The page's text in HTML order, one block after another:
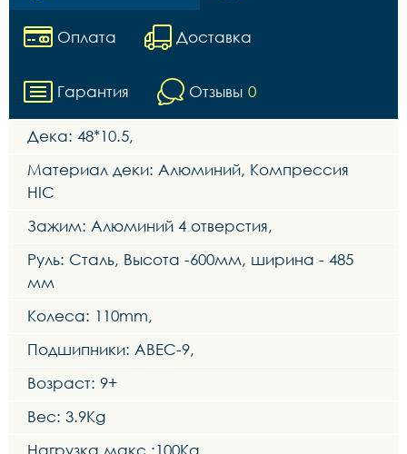
Оплата Доставка
Гарантия Отзывы 0
Дека: 48*10.5,
Материал деки: Алюминий, Компрессия
HIC
Зажим: Алюминий 4 отверстия,
Руль: Сталь, Высота -600мм, ширина - 485
мм
Колеса: 110mm,
Подшипники: ABEC-9,
Возраст: 9+
Вес: 3.9Kg
Нагрузка макс.:100Kg